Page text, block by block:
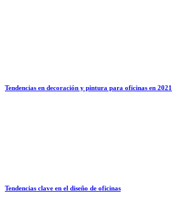
Tendencias en decoración y pintura para oficinas en 2021
Tendencias clave en el diseño de oficinas